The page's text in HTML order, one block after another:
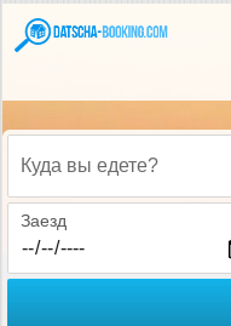
Куда вы едете?
Заезд